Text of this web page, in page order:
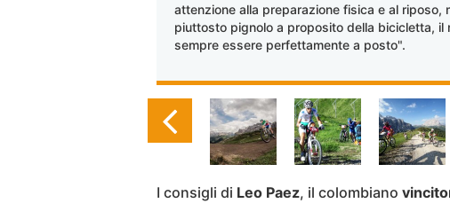
attenzione alla preparazione fisica e al riposo,
piuttosto pignolo a proposito della bicicletta, il
sempre essere perfettamente a posto".
I consigli di Leo Paez, il colombiano